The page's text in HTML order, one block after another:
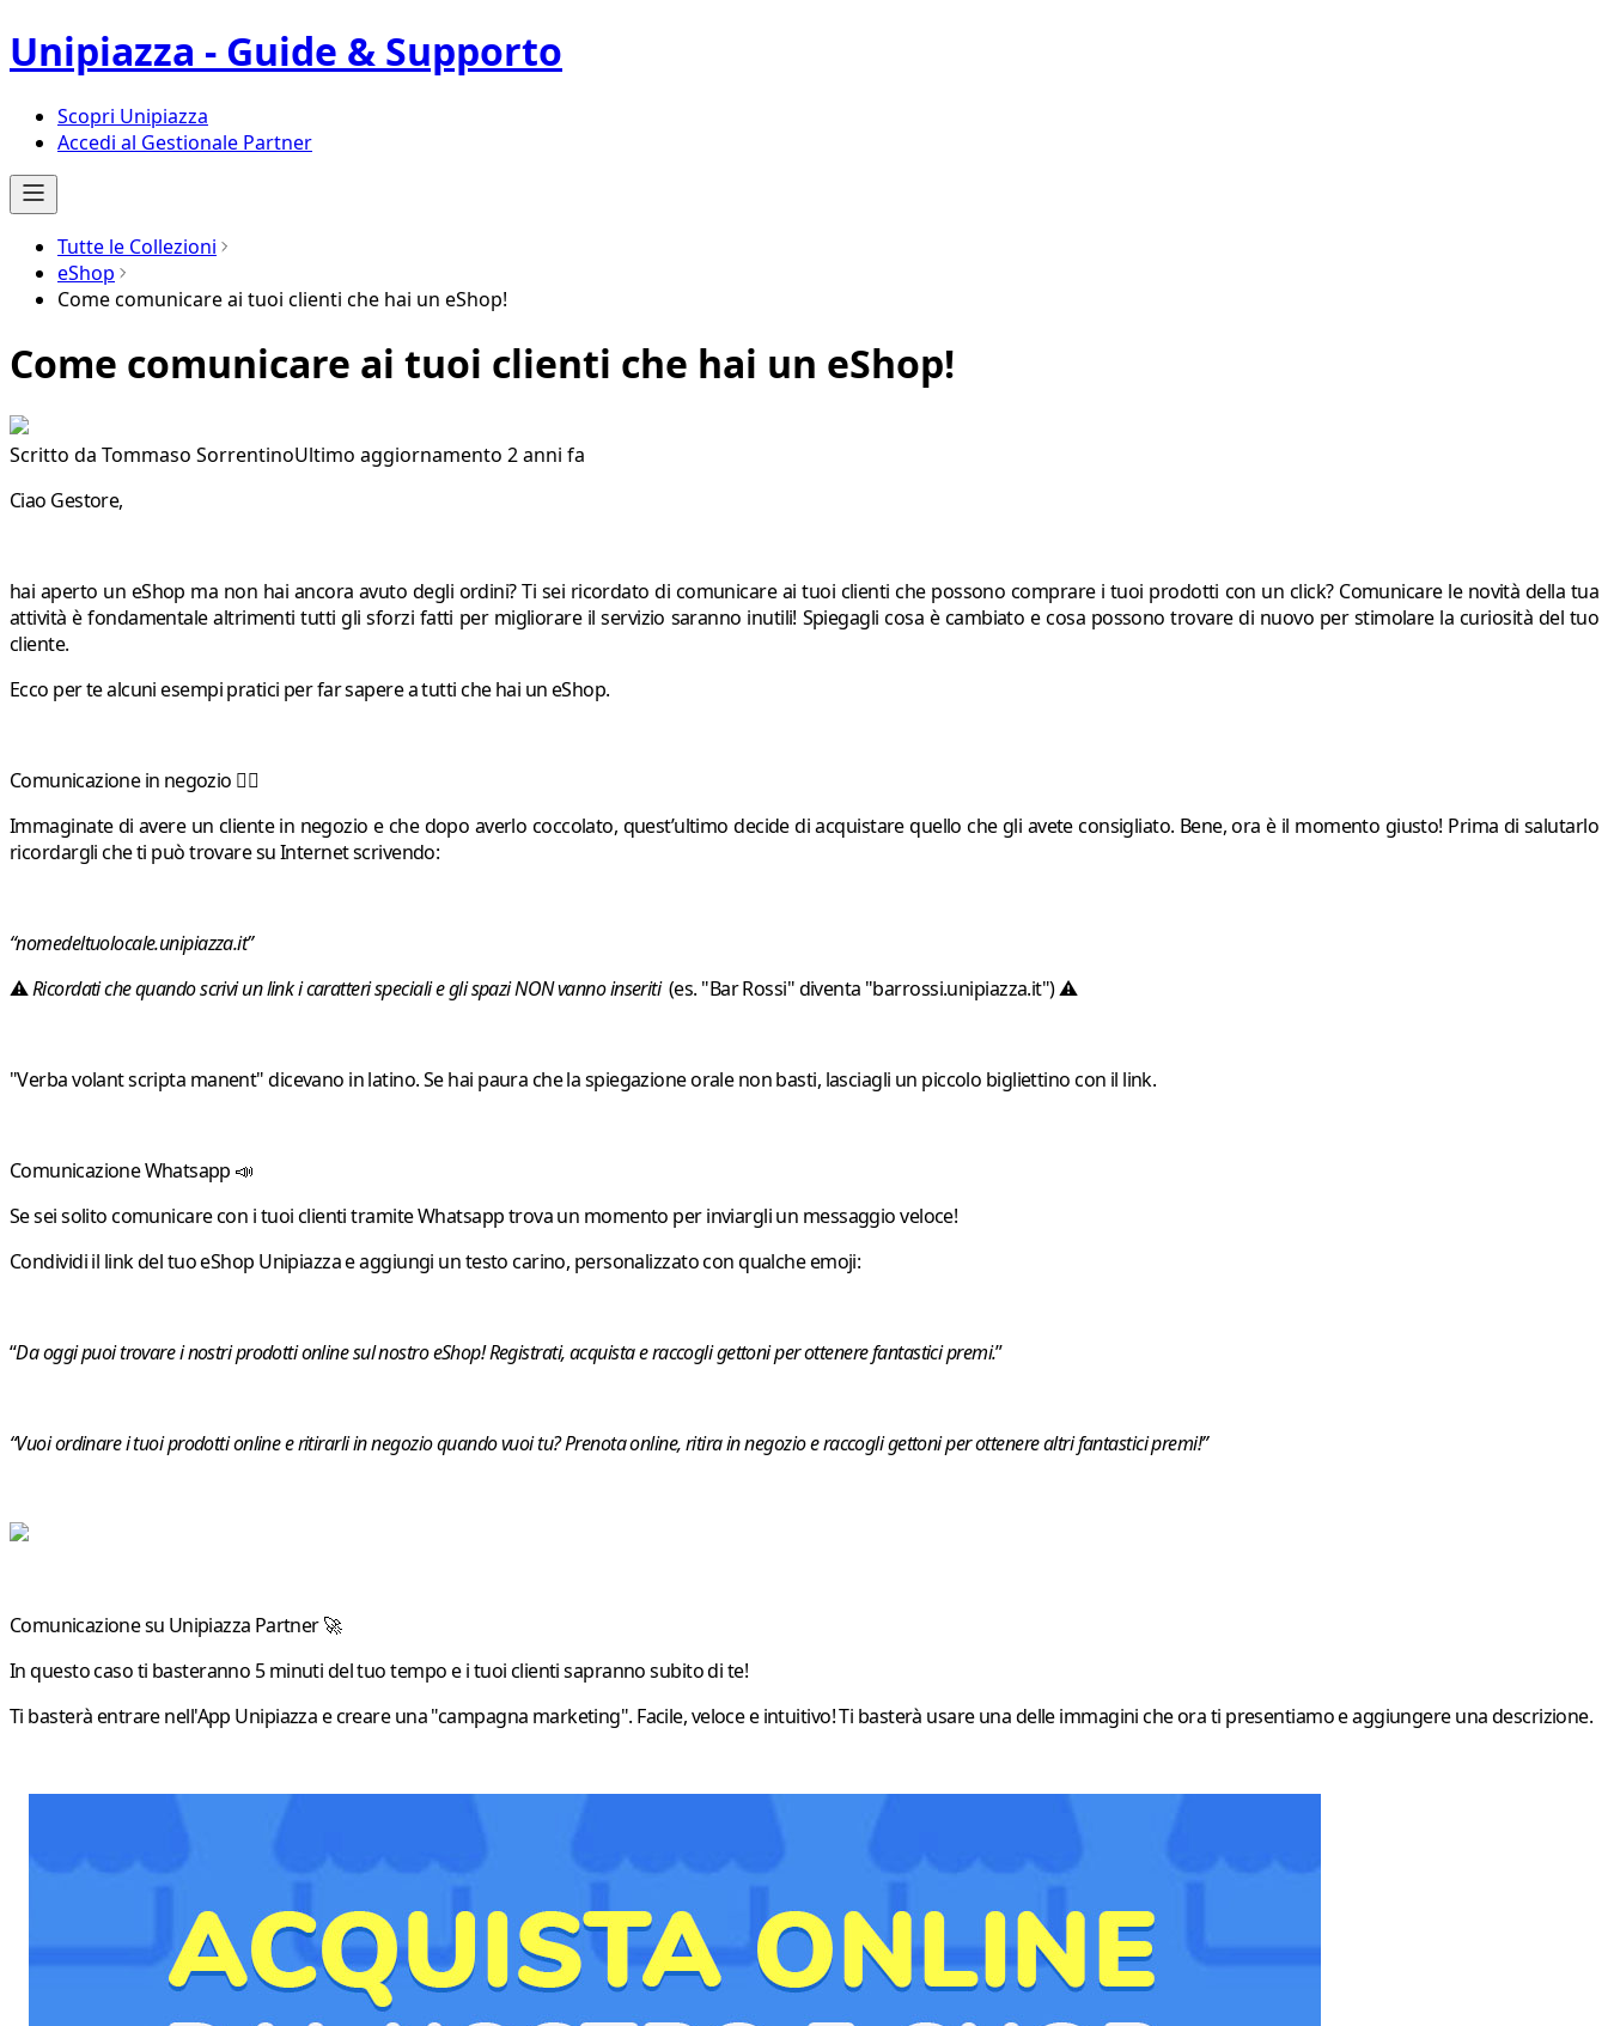
Unipiazza - Guide & Supporto
Scopri Unipiazza
Accedi al Gestionale Partner
Tutte le Collezioni
eShop
Come comunicare ai tuoi clienti che hai un eShop!
Come comunicare ai tuoi clienti che hai un eShop!
Scritto da Tommaso SorrentinoUltimo aggiornamento 2 anni fa
Ciao Gestore,
hai aperto un eShop ma non hai ancora avuto degli ordini? Ti sei ricordato di comunicare ai tuoi clienti che possono comprare i tuoi prodotti con un click? Comunicare le novità della tua
attività è fondamentale altrimenti tutti gli sforzi fatti per migliorare il servizio saranno inutili! Spiegagli cosa è cambiato e cosa possono trovare di nuovo per stimolare la curiosità del tuo
cliente.
Ecco per te alcuni esempi pratici per far sapere a tutti che hai un eShop.
Comunicazione in negozio ✍🏼
Immaginate di avere un cliente in negozio e che dopo averlo coccolato, quest’ultimo decide di acquistare quello che gli avete consigliato. Bene, ora è il momento giusto! Prima di salutarlo
ricordargli che ti può trovare su Internet scrivendo:
“nomedeltuolocale.unipiazza.it”
⚠Ricordati che quando scrivi un link i caratteri speciali e gli spazi NON vanno inseriti(es. "Bar Rossi" diventa "barrossi.unipiazza.it") ⚠
"Verba volant scripta manent" dicevano in latino. Se hai paura che la spiegazione orale non basti, lasciagli un piccolo bigliettino con il link.
Comunicazione Whatsapp 📣
Se sei solito comunicare con i tuoi clienti tramite Whatsapp trova un momento per inviargli un messaggio veloce!
Condividi il link del tuo eShop Unipiazza e aggiungi un testo carino, personalizzato con qualche emoji:
“Da oggi puoi trovare i nostri prodotti online sul nostro eShop! Registrati, acquista e raccogli gettoni per ottenere fantastici premi.”
“Vuoi ordinare i tuoi prodotti online e ritirarli in negozio quando vuoi tu? Prenota online, ritira in negozio e raccogli gettoni per ottenere altri fantastici premi!”
Comunicazione su Unipiazza Partner 🚀
In questo caso ti basteranno 5 minuti del tuo tempo e i tuoi clienti sapranno subito di te!
Ti basterà entrare nell'App Unipiazza e creare una "campagna marketing". Facile, veloce e intuitivo! Ti basterà usare una delle immagini che ora ti presentiamo e aggiungere una descrizione.